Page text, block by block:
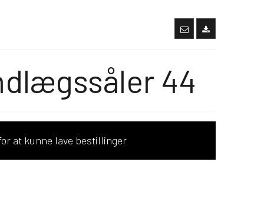
44
at kunne lave bestillinger